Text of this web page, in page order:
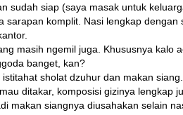
sudah siap (saya masak untuk
sarapan komplit. Nasi lengkap
masih ngemil juga. Khususnya kalo
banget, kan?
sholat dzuhur dan makan
ditakar, komposisi gizinya lengkap
makan siangnya diusahakan selain